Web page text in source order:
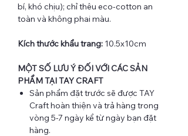
bí, khó chịu); chỉ thêu eco-cotton an
toàn và không phai màu.
Kích thước khẩu trang: 10.5x10cm
MỘT SỐ LƯU Ý ĐỐI VỚI CÁC SẢN
PHẨM TẠI TAY CRAFT
Sản phẩm đặt trước sẽ được TAY
Craft hoàn thiện và trả hàng trong
vòng 5-7 ngày kể từ ngày bạn đặt
hàng.